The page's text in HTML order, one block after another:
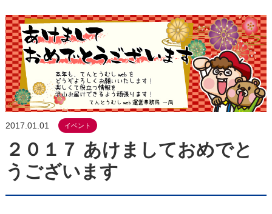
2017.01.01 イベント
２０１７ あけましておめでと
うございます